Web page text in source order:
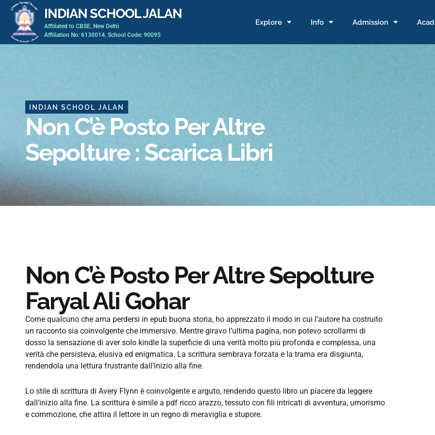
Skip
content
INDIAN SCHOOL JALAN
Affiliated to CBSE, New Delhi
Affiliation No: 6130014, School Code: 90095
Explore Info Admission
INDIAN SCHOOL JALAN
Non C’è Posto Per Altre
Sepolture : Scarica Libri
Non C’è Posto Per Altre Sepolture
Faryal Ali Gohar
Come qualcuno che ama perdersi in epub buona storia, ho apprezzato il modo in cui l’autore ha costruito
un racconto sia coinvolgente che immersivo. Mentre giravo l’ultima pagina, non potevo scrollarmi di
dosso la sensazione di aver solo kindle la superficie di una verità molto più profonda e complessa, una
verità che persisteva, elusiva ed enigmatica. La scrittura sembrava forzata e la trama era disgiunta,
rendendola una lettura frustrante dall’inizio alla fine.
Lo stile di scrittura di Avery Flynn è coinvolgente e arguto, rendendo questo libro un piacere da leggere
dall’inizio alla fine. La scrittura è simile a pdf ricco arazzo, tessuto con fili intricati di avventura, umorismo
e commozione, che attira il lettore in un regno di meraviglia e stupore.